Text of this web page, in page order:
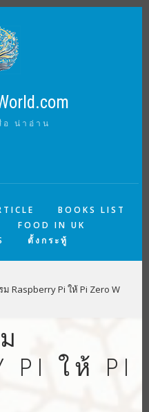
อ น่าอ่าน
BOOKS LIST
FOOD IN UK
ตั้งกระทู้
ม Raspberry Pi ให้ Pi Zero W
PI ให้ PI